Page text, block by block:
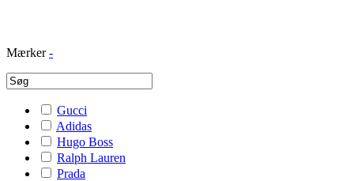
Mærker -
Gucci
Adidas
Hugo Boss
Ralph Lauren
Prada